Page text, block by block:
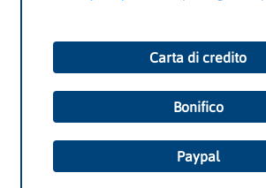
Carta di credito
Bonifico
Paypal